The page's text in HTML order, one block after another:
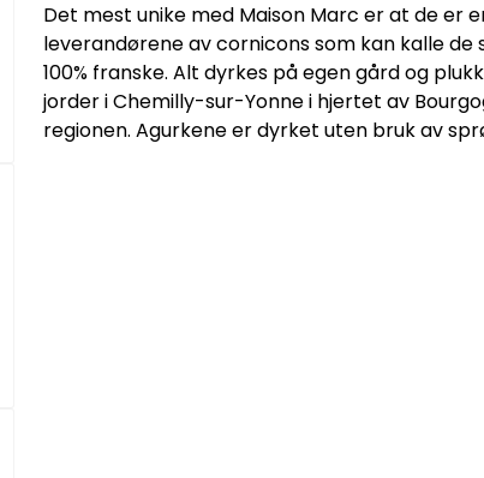
Det mest unike med Maison Marc er at de er
leverandørene av cornicons som kan kalle
100% franske. Alt dyrkes på egen gård og
jorder i Chemilly-sur-Yonne i hjertet av
regionen. Agurkene er dyrket uten bruk av